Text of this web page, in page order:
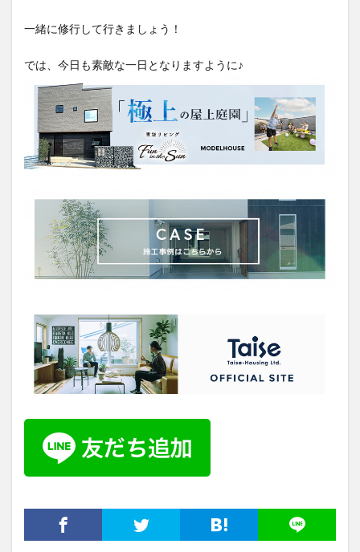
一緒に修行して行きましょう！
では、今日も素敵な一日となりますように♪